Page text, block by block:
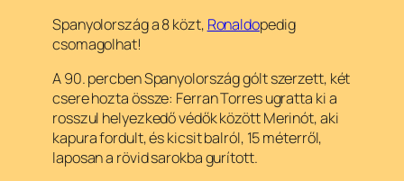
Spanyolország a 8 közt, Ronaldopedig
csomagolhat!
A 90. percben Spanyolország gólt szerzett, két
csere hozta össze: Ferran Torres ugratta ki a
rosszul helyezkedő védők között Merinót, aki
kapura fordult, és kicsit balról, 15 méterről,
laposan a rövid sarokba gurított.